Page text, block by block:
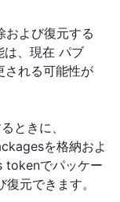
および復元する
、現在 パブ
される可能性が
ときに、
を格納およ
tokenでパッケー
元できます。